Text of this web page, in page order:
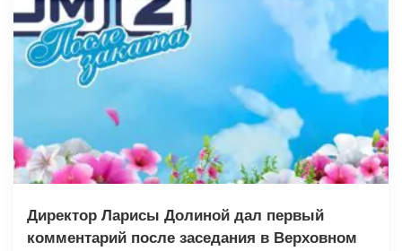
Директор Ларисы Долиной дал первый
комментарий после заседания в Верховном